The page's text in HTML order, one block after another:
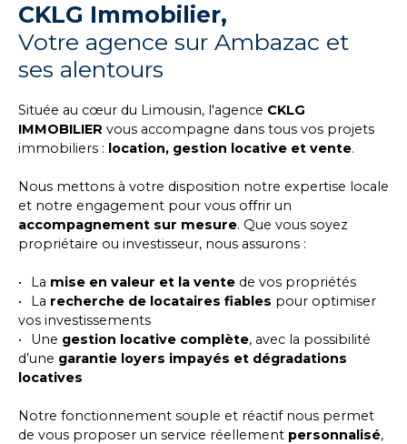
CKLG Immobilier,
Votre agence sur Ambazac et
ses alentours
Située au cœur du Limousin, l'agence CKLG
IMMOBILIER vous accompagne dans tous vos projets
immobiliers : location, gestion locative et vente.
Nous mettons à votre disposition notre expertise locale
et notre engagement pour vous offrir un
accompagnement sur mesure. Que vous soyez
propriétaire ou investisseur, nous assurons :
La mise en valeur et la vente de vos propriétés
La recherche de locataires fiables pour optimiser
vos investissements
Une gestion locative complète, avec la possibilité
d’une garantie loyers impayés et dégradations
locatives
Notre fonctionnement souple et réactif nous permet
de vous proposer un service réellement personnalisé,